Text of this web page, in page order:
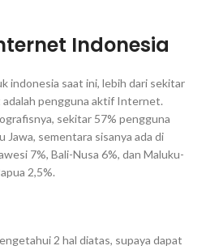
Indonesia
indonesia saat ini, lebih dari sekitar
pengguna aktif Internet.
sekitar 57% pengguna
sementara sisanya ada di
7%, Bali-Nusa 6%, dan Maluku-
2,5%.
2 hal diatas, supaya dapat